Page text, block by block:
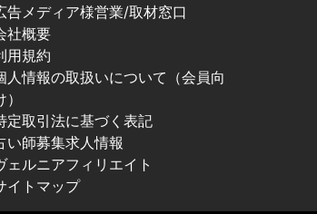
告メディア様営業/取材窓口
社概要
用規約
人情報の取扱いについて（会員向
）
定取引法に基づく表記
い師募集求人情報
ェルニアフィリエイト
イトマップ